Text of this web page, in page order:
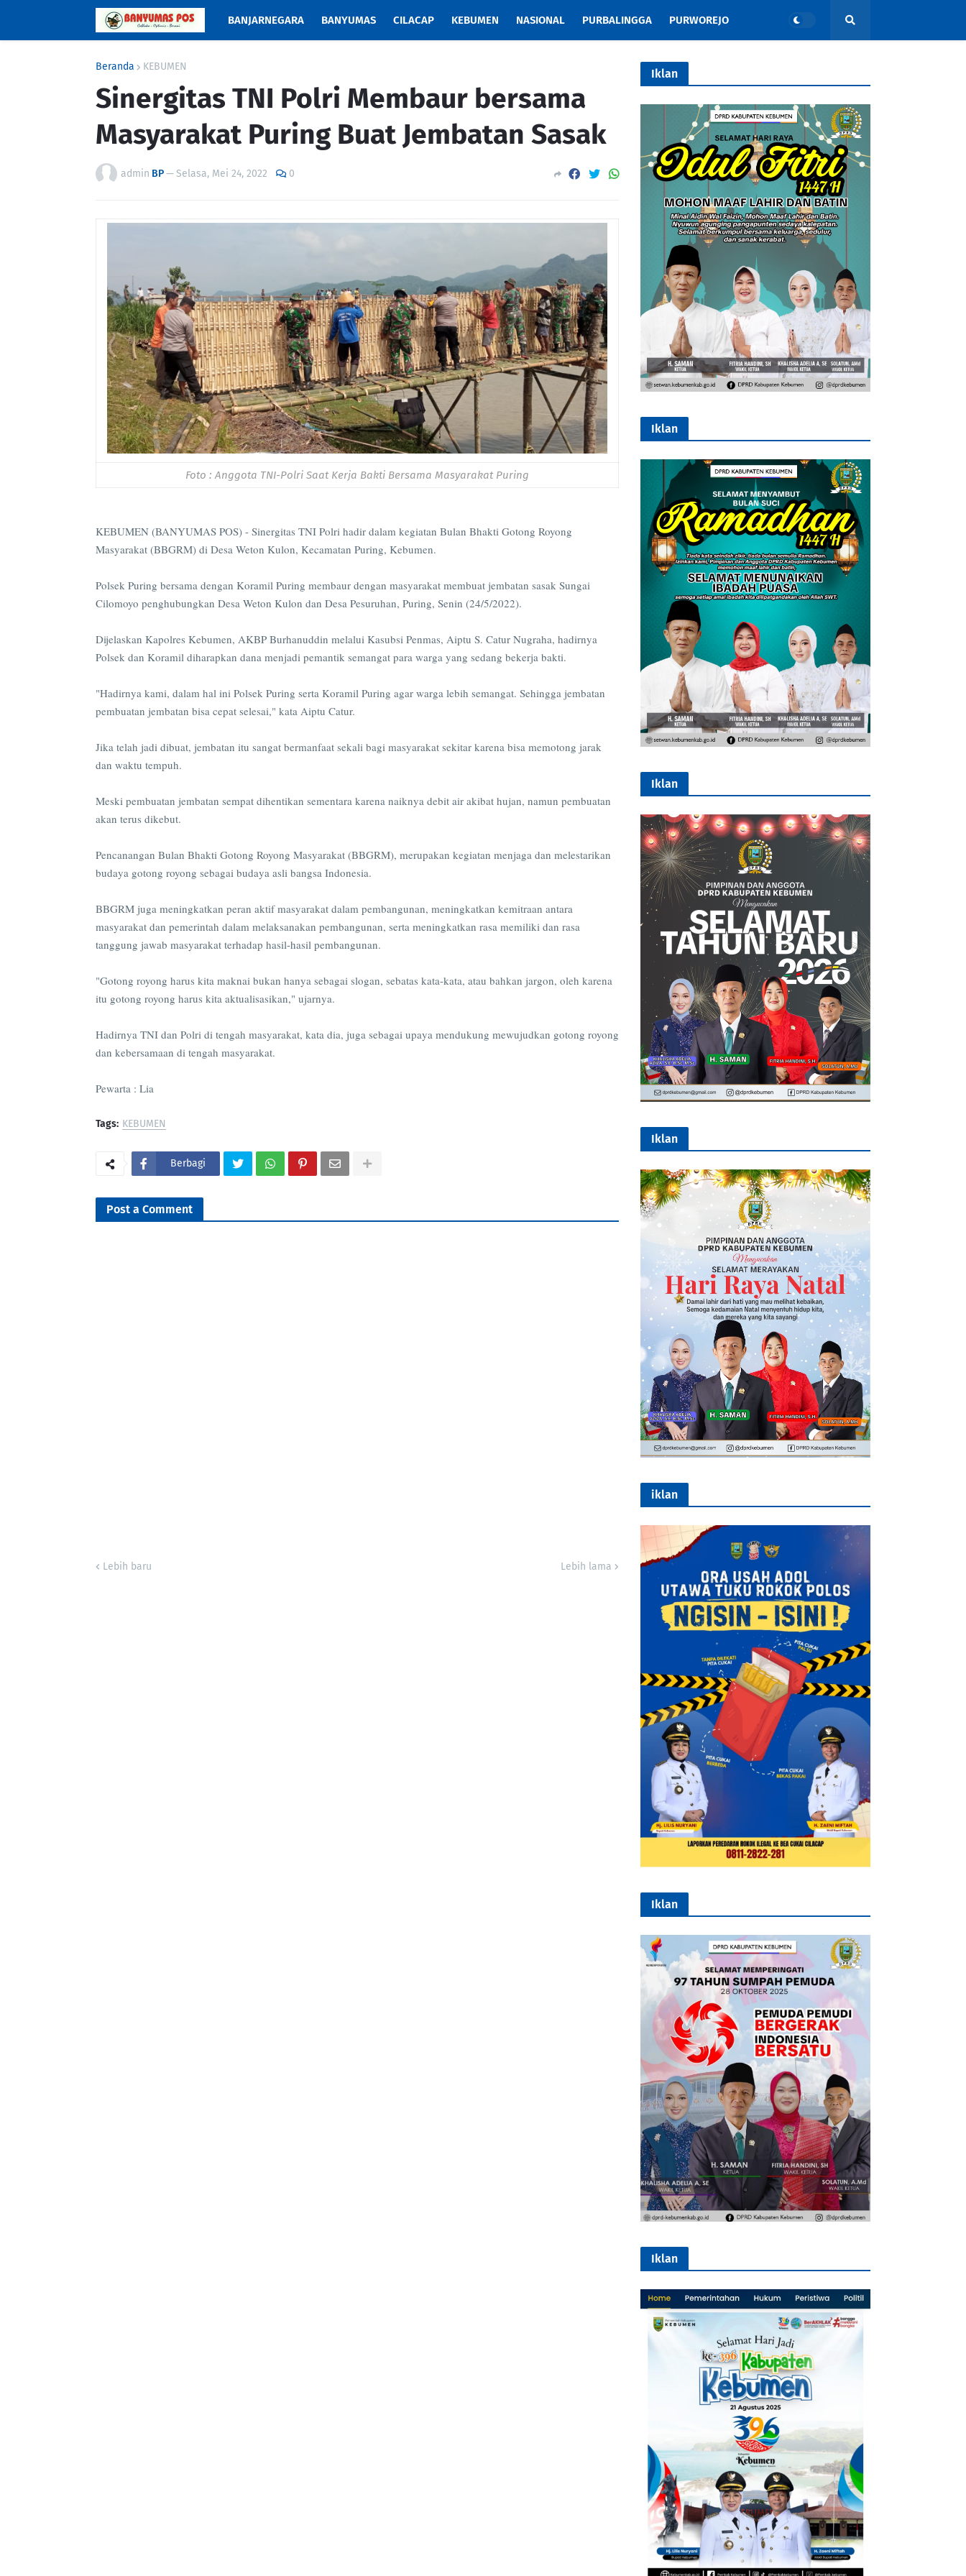
BANJARNEGARA BANYUMAS CILACAP KEBUMEN NASIONAL PURBALINGGA PURWOREJO
Beranda KEBUMEN
Sinergitas TNI Polri Membaur bersama
Masyarakat Puring Buat Jembatan Sasak
admin BP—Selasa, Mei 24, 2022 0
Foto : Anggota TNI-Polri Saat Kerja Bakti Bersama Masyarakat Puring
KEBUMEN (BANYUMAS POS) - Sinergitas TNI Polri hadir dalam kegiatan Bulan Bhakti Gotong Royong
Masyarakat (BBGRM) di Desa Weton Kulon, Kecamatan Puring, Kebumen.
Polsek Puring bersama dengan Koramil Puring membaur dengan masyarakat membuat jembatan sasak Sungai
Cilomoyo penghubungkan Desa Weton Kulon dan Desa Pesuruhan, Puring, Senin (24/5/2022).
Dijelaskan Kapolres Kebumen, AKBP Burhanuddin melalui Kasubsi Penmas, Aiptu S. Catur Nugraha, hadirnya
Polsek dan Koramil diharapkan dana menjadi pemantik semangat para warga yang sedang bekerja bakti.
"Hadirnya kami, dalam hal ini Polsek Puring serta Koramil Puring agar warga lebih semangat. Sehingga jembatan
pembuatan jembatan bisa cepat selesai," kata Aiptu Catur.
Jika telah jadi dibuat, jembatan itu sangat bermanfaat sekali bagi masyarakat sekitar karena bisa memotong jarak
dan waktu tempuh.
Meski pembuatan jembatan sempat dihentikan sementara karena naiknya debit air akibat hujan, namun pembuatan
akan terus dikebut.
Pencanangan Bulan Bhakti Gotong Royong Masyarakat (BBGRM), merupakan kegiatan menjaga dan melestarikan
budaya gotong royong sebagai budaya asli bangsa Indonesia.
BBGRM juga meningkatkan peran aktif masyarakat dalam pembangunan, meningkatkan kemitraan antara
masyarakat dan pemerintah dalam melaksanakan pembangunan, serta meningkatkan rasa memiliki dan rasa
tanggung jawab masyarakat terhadap hasil-hasil pembangunan.
"Gotong royong harus kita maknai bukan hanya sebagai slogan, sebatas kata-kata, atau bahkan jargon, oleh karena
itu gotong royong harus kita aktualisasikan," ujarnya.
Hadirnya TNI dan Polri di tengah masyarakat, kata dia, juga sebagai upaya mendukung mewujudkan gotong royong
dan kebersamaan di tengah masyarakat.
Pewarta : Lia
Tags: KEBUMEN
Berbagi
Post a Comment
Lebih baru Lebih lama
Iklan
Iklan
Iklan
Iklan
iklan
Iklan
Iklan